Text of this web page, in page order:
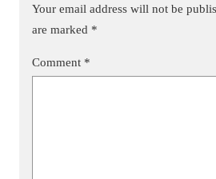
Your email address will not be
are marked *
Comment *